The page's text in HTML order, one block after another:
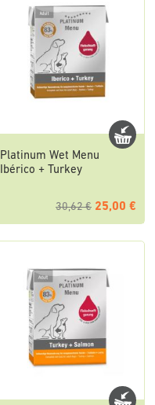
Platinum Wet Menu
Ibérico + Turkey
30,62 € 25,00 €